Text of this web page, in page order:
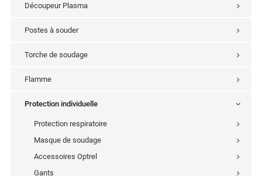
Découpeur Plasma
Postes à souder
Torche de soudage
Flamme
Protection individuelle
Protection respiratoire
Masque de soudage
Accessoires Optrel
Gants